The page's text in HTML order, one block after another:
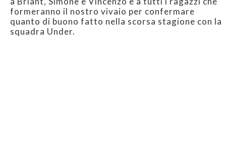
formeranno il nostro vivaio per confermare
quanto di buono fatto nella scorsa stagione con la
squadra Under.